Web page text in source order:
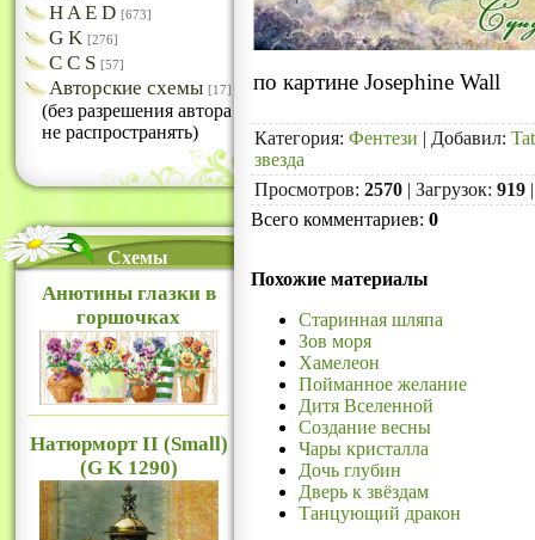
H A E D [673]
G K [276]
C C S [57]
Авторские схемы [17]
(без разрешения автора
не распространять)
Схемы
Анютины глазки в
горшочках
Натюрморт II (Small)
(G K 1290)
по картине Josephine Wall
Категория: Фентези | Добавил:
звезда
Просмотров: 2570 | Загрузок: 919
Всего комментариев: 0
Похожие материалы
Старинная шляпа
Зов моря
Хамелеон
Пойманное желание
Дитя Вселенной
Создание весны
Чары кристалла
Дочь глубин
Дверь к звёздам
Танцующий дракон